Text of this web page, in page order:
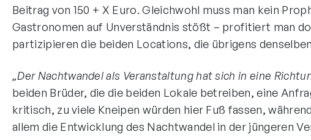
Beitrag von 150 + X Euro. Gleichwohl muss man kein
Gastronomen auf Unverständnis stößt – profitiert man
partizipieren die beiden Locations, die übrigens
„Der Nachtwandel als Veranstaltung hat sich in eine
beiden Brüder, die die beiden Lokale betreiben, eine
kritisch, zu viele Kneipen würden hier Fuß fassen,
allem die Entwicklung des Nachtwandel in der jüngeren